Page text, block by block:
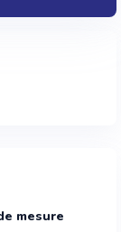
mesure